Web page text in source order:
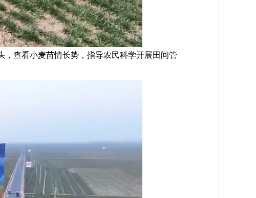
查看小麦苗情长势，指导农民科学开展田间管